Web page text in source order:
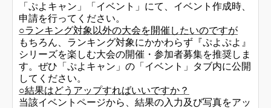
「ぷよキャン」「イベント」にて、イベント作成時、
申請を行ってください。
○ランキング対象以外の大会を開催したいのですが
もちろん、ランキング対象にかかわらず『ぷよぷよ』
シリーズを楽しむ大会の開催・参加者募集を推奨しま
す。ぜひ「ぷよキャン」の「イベント」タブ内に公開
してください。
○結果はどうアップすればいいですか？
当該イベントページから、結果の入力及び写真をアッ